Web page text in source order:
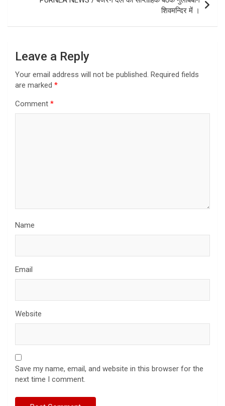
शिवमन्दिर में ।
Leave a Reply
Your email address will not be published. Required fields
are marked *
Comment *
Name
Email
Website
Save my name, email, and website in this browser for the
next time I comment.